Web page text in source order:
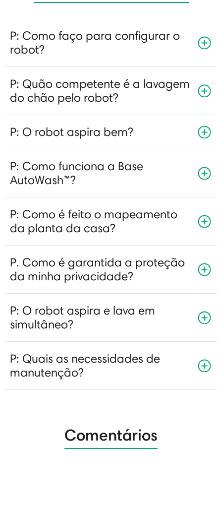
P: Como faço para configurar o
robot?
P: Quão competente é a lavagem
do chão pelo robot?
P: O robot aspira bem?
P: Como funciona a Base
AutoWash™?
P: Como é feito o mapeamento
da planta da casa?
P. Como é garantida a proteção
da minha privacidade?
P: O robot aspira e lava em
simultâneo?
P: Quais as necessidades de
manutenção?
Comentários